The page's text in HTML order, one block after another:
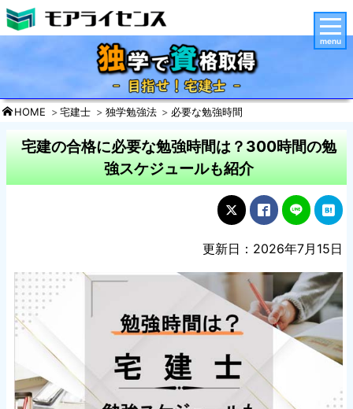
HOME 宅建士 独学勉強法 必要な勉強時間
宅建の合格に必要な勉強時間は？300時間の勉
強スケジュールも紹介
更新日：2026年7月15日
menu